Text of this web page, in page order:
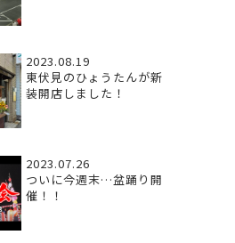
2023.08.19
東伏見のひょうたんが新
装開店しました！
2023.07.26
ついに今週末…盆踊り開
催！！